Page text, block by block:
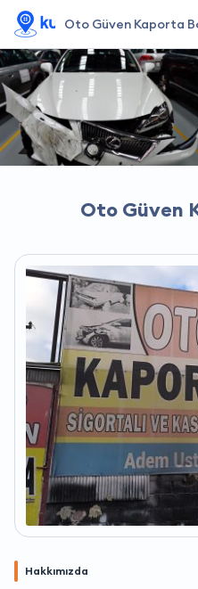
Oto Güven Kaporta
Oto Güven
Hakkımızda